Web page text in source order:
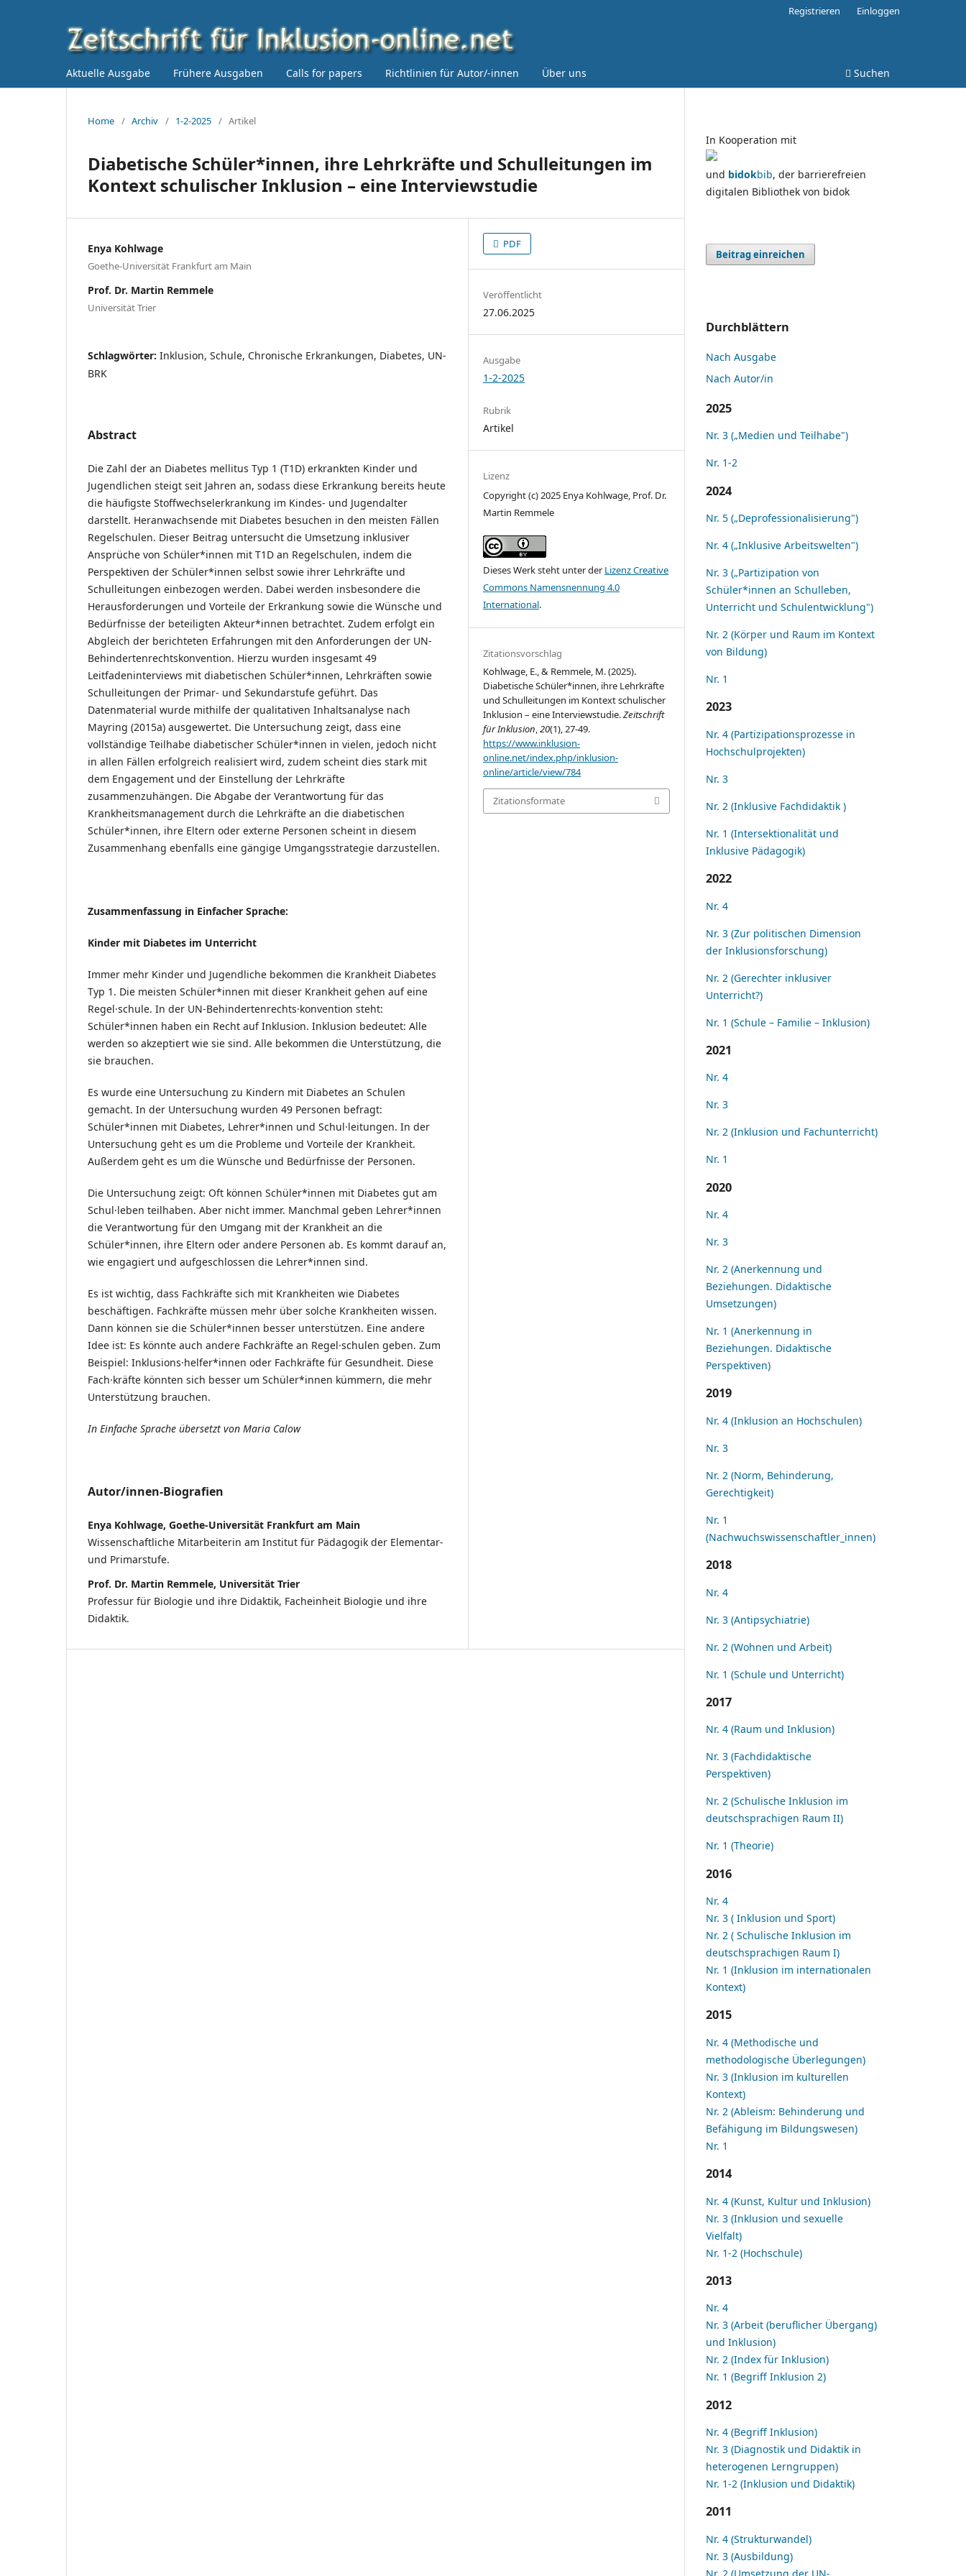
Aktuelle Ausgabe Frühere Ausgaben Calls for papers Richtlinien für Autor/-innen Über uns Suchen
Registrieren Einloggen
Home / Archiv / 1-2-2025 / Artikel
Diabetische Schüler*innen, ihre Lehrkräfte und Schulleitungen im
Kontext schulischer Inklusion – eine Interviewstudie
Enya Kohlwage
Goethe-Universität Frankfurt am Main
Prof. Dr. Martin Remmele
Universität Trier
Schlagwörter: Inklusion, Schule, Chronische Erkrankungen, Diabetes, UN-
BRK
Abstract
Die Zahl der an Diabetes mellitus Typ 1 (T1D) erkrankten Kinder und
Jugendlichen steigt seit Jahren an, sodass diese Erkrankung bereits heute
die häufigste Stoffwechselerkrankung im Kindes- und Jugendalter
darstellt. Heranwachsende mit Diabetes besuchen in den meisten Fällen
Regelschulen. Dieser Beitrag untersucht die Umsetzung inklusiver
Ansprüche von Schüler*innen mit T1D an Regelschulen, indem die
Perspektiven der Schüler*innen selbst sowie ihrer Lehrkräfte und
Schulleitungen einbezogen werden. Dabei werden insbesondere die
Herausforderungen und Vorteile der Erkrankung sowie die Wünsche und
Bedürfnisse der beteiligten Akteur*innen betrachtet. Zudem erfolgt ein
Abgleich der berichteten Erfahrungen mit den Anforderungen der UN-
Behindertenrechtskonvention. Hierzu wurden insgesamt 49
Leitfadeninterviews mit diabetischen Schüler*innen, Lehrkräften sowie
Schulleitungen der Primar- und Sekundarstufe geführt. Das
Datenmaterial wurde mithilfe der qualitativen Inhaltsanalyse nach
Mayring (2015a) ausgewertet. Die Untersuchung zeigt, dass eine
vollständige Teilhabe diabetischer Schüler*innen in vielen, jedoch nicht
in allen Fällen erfolgreich realisiert wird, zudem scheint dies stark mit
dem Engagement und der Einstellung der Lehrkräfte
zusammenzuhängen. Die Abgabe der Verantwortung für das
Krankheitsmanagement durch die Lehrkräfte an die diabetischen
Schüler*innen, ihre Eltern oder externe Personen scheint in diesem
Zusammenhang ebenfalls eine gängige Umgangsstrategie darzustellen.
Zusammenfassung in Einfacher Sprache:
Kinder mit Diabetes im Unterricht
Immer mehr Kinder und Jugendliche bekommen die Krankheit Diabetes
Typ 1. Die meisten Schüler*innen mit dieser Krankheit gehen auf eine
Regel·schule. In der UN-Behindertenrechts·konvention steht:
Schüler*innen haben ein Recht auf Inklusion. Inklusion bedeutet: Alle
werden so akzeptiert wie sie sind. Alle bekommen die Unterstützung, die
sie brauchen.
Es wurde eine Untersuchung zu Kindern mit Diabetes an Schulen
gemacht. In der Untersuchung wurden 49 Personen befragt:
Schüler*innen mit Diabetes, Lehrer*innen und Schul·leitungen. In der
Untersuchung geht es um die Probleme und Vorteile der Krankheit.
Außerdem geht es um die Wünsche und Bedürfnisse der Personen.
Die Untersuchung zeigt: Oft können Schüler*innen mit Diabetes gut am
Schul·leben teilhaben. Aber nicht immer. Manchmal geben Lehrer*innen
die Verantwortung für den Umgang mit der Krankheit an die
Schüler*innen, ihre Eltern oder andere Personen ab. Es kommt darauf an,
wie engagiert und aufgeschlossen die Lehrer*innen sind.
Es ist wichtig, dass Fachkräfte sich mit Krankheiten wie Diabetes
beschäftigen. Fachkräfte müssen mehr über solche Krankheiten wissen.
Dann können sie die Schüler*innen besser unterstützen. Eine andere
Idee ist: Es könnte auch andere Fachkräfte an Regel·schulen geben. Zum
Beispiel: Inklusions·helfer*innen oder Fachkräfte für Gesundheit. Diese
Fach·kräfte könnten sich besser um Schüler*innen kümmern, die mehr
Unterstützung brauchen.
In Einfache Sprache übersetzt von Maria Calow
Autor/innen-Biografien
Enya Kohlwage, Goethe-Universität Frankfurt am Main
Wissenschaftliche Mitarbeiterin am Institut für Pädagogik der Elementar-
und Primarstufe.
Prof. Dr. Martin Remmele, Universität Trier
Professur für Biologie und ihre Didaktik, Facheinheit Biologie und ihre
Didaktik.
PDF
Veröffentlicht
27.06.2025
Ausgabe
1-2-2025
Rubrik
Artikel
Lizenz
Copyright (c) 2025 Enya Kohlwage, Prof. Dr.
Martin Remmele
Dieses Werk steht unter derLizenz Creative
Commons Namensnennung 4.0
International.
Zitationsvorschlag
Kohlwage, E., & Remmele, M. (2025).
Diabetische Schüler*innen, ihre Lehrkräfte
und Schulleitungen im Kontext schulischer
Inklusion – eine Interviewstudie.Zeitschrift
für Inklusion,20(1), 27-49.
https://www.inklusion-
online.net/index.php/inklusion-
online/article/view/784
Zitationsformate
In Kooperation mit
und bidokbib, der barrierefreien
digitalen Bibliothek von bidok
Beitrag einreichen
Durchblättern
Nach Ausgabe
Nach Autor/in
2025
Nr. 3 („Medien und Teilhabe")
Nr. 1-2
2024
Nr. 5 („Deprofessionalisierung")
Nr. 4 („Inklusive Arbeitswelten")
Nr. 3 („Partizipation von
Schüler*innen an Schulleben,
Unterricht und Schulentwicklung")
Nr. 2 (Körper und Raum im Kontext
von Bildung)
Nr. 1
2023
Nr. 4 (Partizipationsprozesse in
Hochschulprojekten)
Nr. 3
Nr. 2 (Inklusive Fachdidaktik )
Nr. 1 (Intersektionalität und
Inklusive Pädagogik)
2022
Nr. 4
Nr. 3 (Zur politischen Dimension
der Inklusionsforschung)
Nr. 2 (Gerechter inklusiver
Unterricht?)
Nr. 1 (Schule – Familie – Inklusion)
2021
Nr. 4
Nr. 3
Nr. 2 (Inklusion und Fachunterricht)
Nr. 1
2020
Nr. 4
Nr. 3
Nr. 2 (Anerkennung und
Beziehungen. Didaktische
Umsetzungen)
Nr. 1 (Anerkennung in
Beziehungen. Didaktische
Perspektiven)
2019
Nr. 4 (Inklusion an Hochschulen)
Nr. 3
Nr. 2 (Norm, Behinderung,
Gerechtigkeit)
Nr. 1
(Nachwuchswissenschaftler_innen)
2018
Nr. 4
Nr. 3 (Antipsychiatrie)
Nr. 2 (Wohnen und Arbeit)
Nr. 1 (Schule und Unterricht)
2017
Nr. 4 (Raum und Inklusion)
Nr. 3 (Fachdidaktische
Perspektiven)
Nr. 2 (Schulische Inklusion im
deutschsprachigen Raum II)
Nr. 1 (Theorie)
2016
Nr. 4
Nr. 3 ( Inklusion und Sport)
Nr. 2 ( Schulische Inklusion im
deutschsprachigen Raum I)
Nr. 1 (Inklusion im internationalen
Kontext)
2015
Nr. 4 (Methodische und
methodologische Überlegungen)
Nr. 3 (Inklusion im kulturellen
Kontext)
Nr. 2 (Ableism: Behinderung und
Befähigung im Bildungswesen)
Nr. 1
2014
Nr. 4 (Kunst, Kultur und Inklusion)
Nr. 3 (Inklusion und sexuelle
Vielfalt)
Nr. 1-2 (Hochschule)
2013
Nr. 4
Nr. 3 (Arbeit (beruflicher Übergang)
und Inklusion)
Nr. 2 (Index für Inklusion)
Nr. 1 (Begriff Inklusion 2)
2012
Nr. 4 (Begriff Inklusion)
Nr. 3 (Diagnostik und Didaktik in
heterogenen Lerngruppen)
Nr. 1-2 (Inklusion und Didaktik)
2011
Nr. 4 (Strukturwandel)
Nr. 3 (Ausbildung)